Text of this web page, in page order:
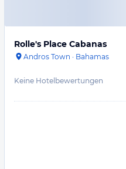
Rolle's Place Cabanas
Andros Town · Bahamas
Keine Hotelbewertungen